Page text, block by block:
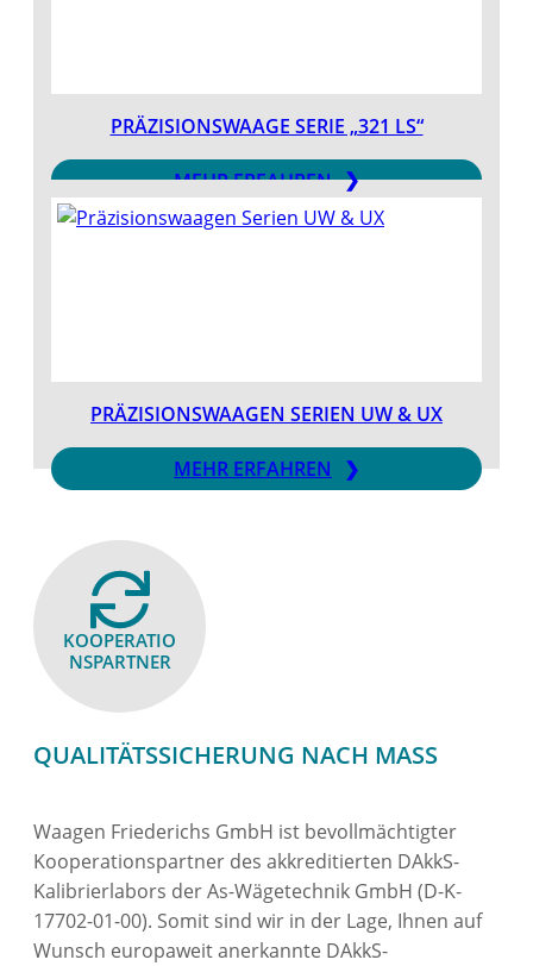
PRÄZISIONSWAAGE SERIE „321 LS“
MEHR ERFAHREN
PRÄZISIONSWAAGEN SERIEN UW & UX
MEHR ERFAHREN
KOOPERATIO
NS­PARTNER
QUALITÄTSSICHERUNG NACH MASS
Waagen Friederichs GmbH ist bevollmächtigter
Kooperationspartner des akkreditierten DAkkS-
Kalibrierlabors der As-Wägetechnik GmbH (D-K-
17702-01-00). Somit sind wir in der Lage, Ihnen auf
Wunsch europaweit anerkannte DAkkS-